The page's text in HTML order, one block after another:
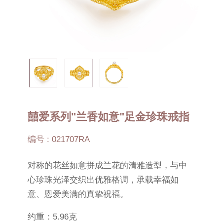
囍爱系列"兰香如意"足金珍珠戒指
编号 : 021707RA
对称的花丝如意拼成兰花的清雅造型，与中
心珍珠光泽交织出优雅格调，承载幸福如
意、恩爱美满的真挚祝福。
约重：5.96克